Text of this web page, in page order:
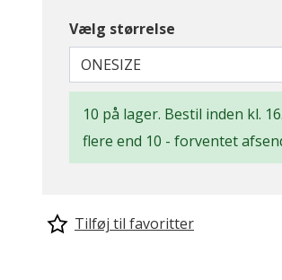
Vælg størrelse
ONESIZE
10 på lager. Bestil inden kl.
flere end 10 - forventet
Tilføj til favoritter